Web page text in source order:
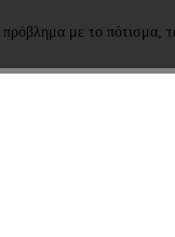
με το πότισμα,
φιλόξενες και
θέμα των ξερών